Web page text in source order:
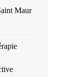
Maur